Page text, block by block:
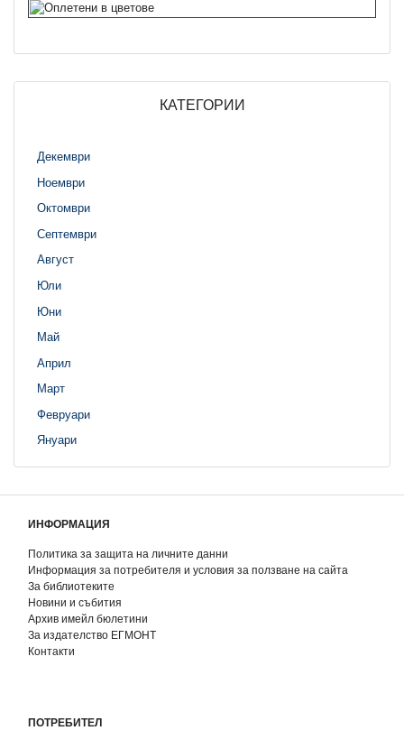
КАТЕГОРИИ
Декември
Ноември
Октомври
Септември
Август
Юли
Юни
Май
Април
Март
Февруари
Януари
ИНФОРМАЦИЯ
Политика за защита на личните данни
Информация за потребителя и условия за ползване на сайта
За библиотеките
Новини и събития
Архив имейл бюлетини
За издателство ЕГМОНТ
Контакти
ПОТРЕБИТЕЛ